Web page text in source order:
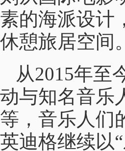
素的海派设计
休憩旅居空间。
从2015年至
动与知名音乐
等，音乐人们
英迪格继续以